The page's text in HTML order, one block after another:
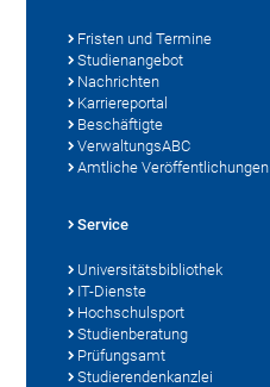
Fristen und Termine
Studienangebot
Nachrichten
Karriereportal
Beschäftigte
VerwaltungsABC
Amtliche Veröffentlichungen
Service
Universitätsbibliothek
IT-Dienste
Hochschulsport
Studienberatung
Prüfungsamt
Studierendenkanzlei